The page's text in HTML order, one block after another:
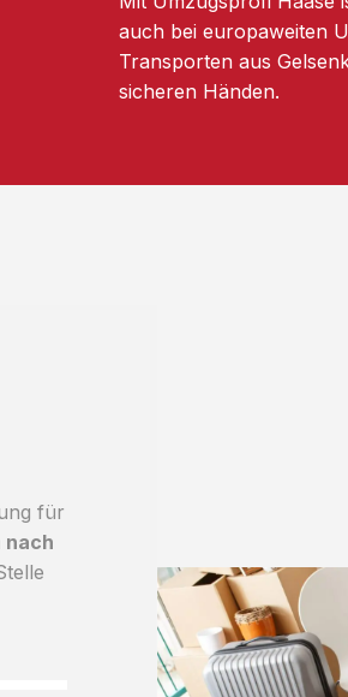
auch bei europaweiten
Transporten aus
sicheren Händen.
für
nach